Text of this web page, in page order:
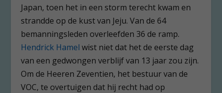
Japan, toen het in een storm terecht kwam en
strandde op de kust van Jeju. Van de 64
bemanningsleden overleefden 36 de ramp.
Hendrick Hamel wist niet dat het de eerste dag
van een gedwongen verblijf van 13 jaar zou zijn.
Om de Heeren Zeventien, het bestuur van de
VOC, te overtuigen dat hij recht had op